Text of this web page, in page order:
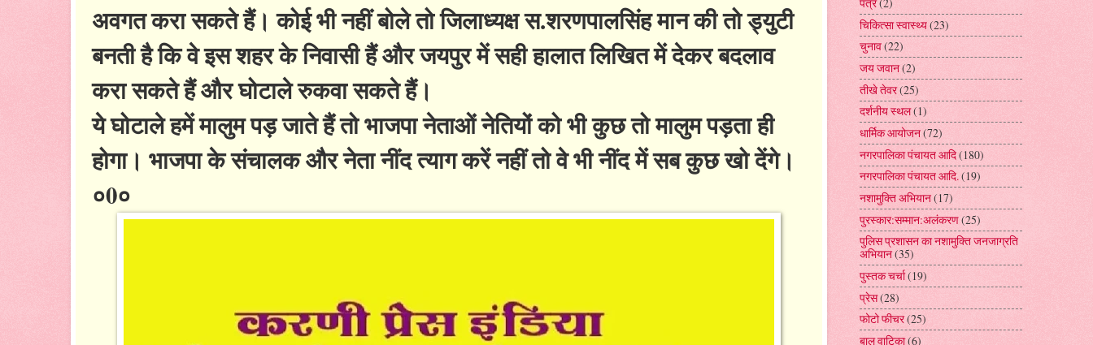
अवगत करा सकते हैं। कोई भी नहीं बोले तो जिलाध्यक्ष स.शरणपालसिंह मान की तो ड्युटी
बनती है कि वे इस शहर के निवासी हैं और जयपुर में सही हालात लिखित में देकर बदलाव
करा सकते हैं और घोटाले रुकवा सकते हैं।
ये घोटाले हमें मालुम पड़ जाते हैं तो भाजपा नेताओं नेतियों को भी कुछ तो मालुम पड़ता ही
होगा। भाजपा के संचालक और नेता नींद त्याग करें नहीं तो वे भी नींद में सब कुछ खो देंगे।
०0०
चिकित्सा स्वास्थ्य(23)
चुनाव(22)
जय जवान(2)
तीखे तेवर(25)
दर्शनीय स्थल(1)
धार्मिक आयोजन(72)
नगरपालिका पंचायत आदि(180)
नगरपालिका पंचायत आदि.(19)
नशामुक्ति अभियान(17)
पुरस्कार:सम्मान:अलंकरण(25)
पुलिस प्रशासन का नशामुक्ति जनजाग्रति
अभियान(35)
पुस्तक चर्चा(19)
प्रेस(28)
फोटो फीचर(25)
बाल वाटिका(6)